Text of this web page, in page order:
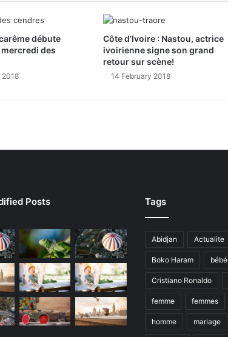
débute
des
2018
Côte d’Ivoire : Nastou, actrice
ivoirienne signe son grand
retour sur scène!
14 February 2018
Posts Tags
Abidjan Actualite
Boko Haram bébé
Cristiano Ronaldo
femme femmes
homme mariage